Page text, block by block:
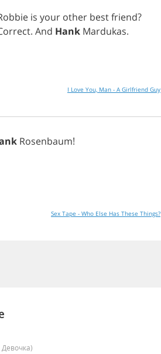
is your other bestfriend?
. And Hank Mardukas.
I Love You, Man - A Girlfriend Guy
Rosenbaum!
Sex Tape - Who Else Has These Things?